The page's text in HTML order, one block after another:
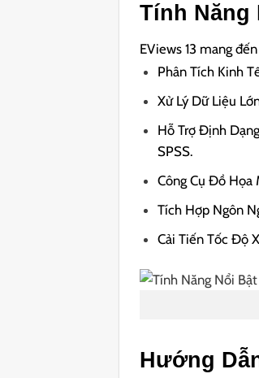
Tính Năng
EViews 13 mang
Phân Tích Kinh
Xử Lý Dữ Liệu
Hỗ Trợ Định
SPSS.
Công Cụ Đồ Họa
Tích Hợp Ngôn
Cải Tiến Tốc Độ
Hướng